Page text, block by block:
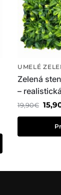
UMELÉ
Zelená
–
19,90€